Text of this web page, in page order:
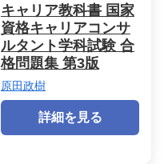
キャリア教科書 国家
資格キャリアコンサ
ルタント学科試験 合
格問題集 第3版
原田政樹
詳細を見る